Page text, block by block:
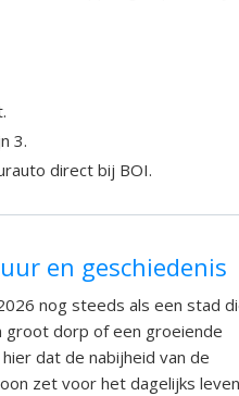
3.
direct bij BOI.
en geschiedenis
nog steeds als een stad
dorp of een groeiende
dat de nabijheid van de
zet voor het dagelijks